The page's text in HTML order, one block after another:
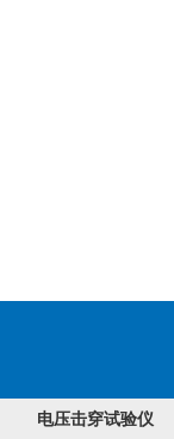
电压击穿试验仪